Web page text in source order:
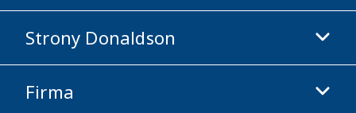
Strony Donaldson
Donaldson Life Sciences
Firma